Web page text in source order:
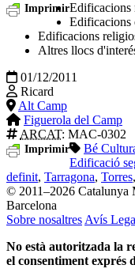
ImprimirEdificacions
Edificacions
Edificacions
Altres llocs
01/12/2011
Ricard
Alt Camp
Figuerola del Camp
ARCAT: MAC-0302
Imprimir Bé
Edificació
definit, Tarragona, Torres,
© 2011–2026 Catalunya
Barcelona
Sobre nosaltres Avís
No està autoritzada la
el consentiment exprés